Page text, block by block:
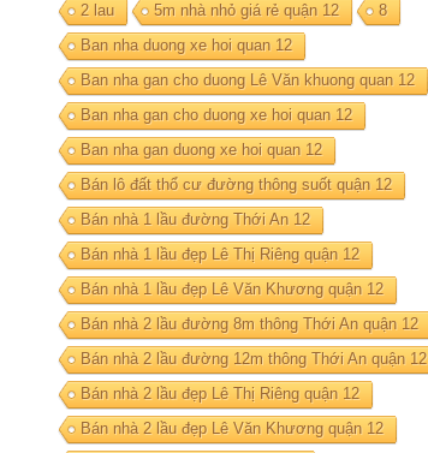
2 lau 5m nhà nhỏ giá rẻ quận 12
8
Ban nha duong xe hoi quan 12
Ban nha gan cho duong Lê Văn khuong quan 12
Ban nha gan cho duong xe hoi quan 12
Ban nha gan duong xe hoi quan 12
Bán lô đất thổ cư đường thông suốt quận 12
Bán nhà 1 lầu đường Thới An 12
Bán nhà 1 lầu đẹp Lê Thị Riêng quận 12
Bán nhà 1 lầu đẹp Lê Văn Khương quận 12
Bán nhà 2 lầu đường 8m thông Thới An quận 12
Bán nhà 2 lầu đường 12m thông Thới An quận 12
Bán nhà 2 lầu đẹp Lê Thị Riêng quận 12
Bán nhà 2 lầu đẹp Lê Văn Khương quận 12